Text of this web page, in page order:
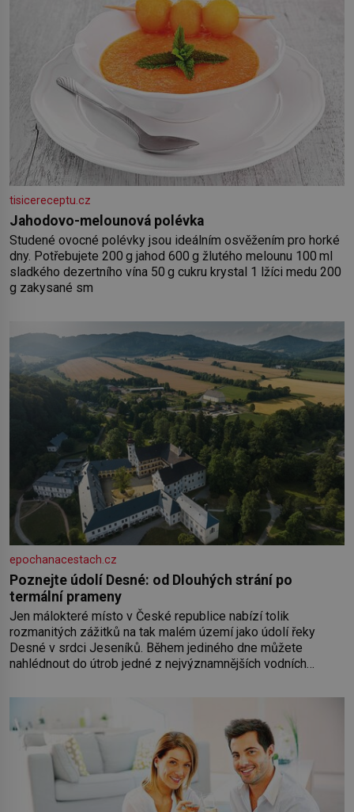
tisicereceptu.cz
Jahodovo-melounová polévka
Studené ovocné polévky jsou ideálním osvěžením pro horké
dny. Potřebujete 200 g jahod 600 g žlutého melounu 100 ml
sladkého dezertního vína 50 g cukru krystal 1 lžíci medu 200
g zakysané sm
epochanacestach.cz
Poznejte údolí Desné: od Dlouhých strání po
termální prameny
Jen málokteré místo v České republice nabízí tolik
rozmanitých zážitků na tak malém území jako údolí řeky
Desné v srdci Jeseníků. Během jediného dne můžete
nahlédnout do útrob jedné z nejvýznamnějších vodních
koloběžce a den zakončit poznáváním památek ve Velkých